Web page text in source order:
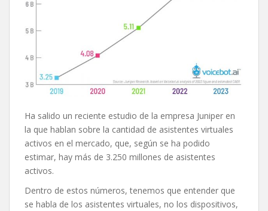
Ha salido un reciente estudio de la empresa Juniper en
la que hablan sobre la cantidad de asistentes virtuales
activos en el mercado, que, según se ha podido
estimar, hay más de 3.250 millones de asistentes
activos.
Dentro de estos números, tenemos que entender que
se habla de los asistentes virtuales, no los dispositivos,